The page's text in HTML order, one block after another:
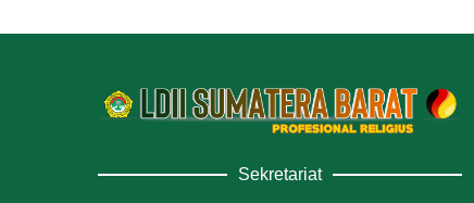
Sekretariat